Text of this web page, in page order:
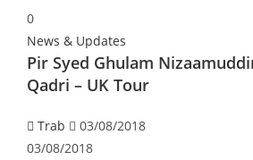
0
News & Updates
Pir Syed Ghulam
Qadri – UK Tour
Trab
03/08/2018
03/08/2018